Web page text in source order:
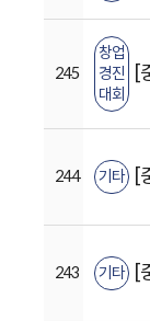
245
창업
경진
대회
244 기타
243 기타